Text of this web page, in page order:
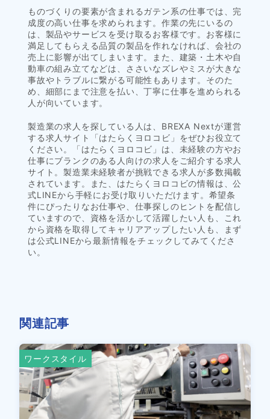
ものづくりの要素が含まれるガテン系の仕事では、完
成度の高い仕事を求められます。作業の先にいるの
は、製品やサービスを受け取るお客様です。お客様に
満足してもらえる品質の製品を作れなければ、会社の
売上に影響が出てしまいます。また、建築・土木や自
動車の組み立てなどは、ささいなズレやミスが大きな
事故やトラブルに繋がる可能性もあります。そのた
め、細部にまで注意を払い、丁寧に仕事を進められる
人が向いています。
製造業の求人を探している人は、BREXA Nextが運営
する求人サイト「はたらくヨロコビ」をぜひお役立て
ください。「はたらくヨロコビ」は、未経験の方やお
仕事にブランクのある人向けの求人をご紹介する求人
サイト。製造業未経験者が挑戦できる求人が多数掲載
されています。また、はたらくヨロコビの情報は、公
式LINEから手軽にお受け取りいただけます。希望条
件にぴったりなお仕事や、仕事探しのヒントを配信し
ていますので、資格を活かして活躍したい人も、これ
から資格を取得してキャリアアップしたい人も、まず
は公式LINEから最新情報をチェックしてみてくださ
い。
関連記事
ワークスタイル